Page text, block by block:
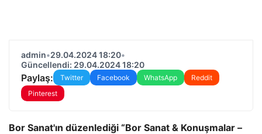
admin•29.04.2024 18:20•
Güncellendi: 29.04.2024 18:20
Paylaş: Twitter Facebook WhatsApp
Reddit
Pinterest
Bor Sanat'ın düzenlediği “Bor Sanat & Konuşmalar –